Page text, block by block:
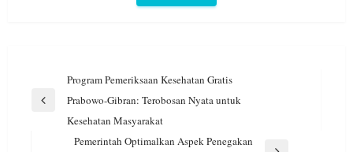
Navigasi
pos
Program Pemeriksaan Kesehatan Gratis
Prabowo-Gibran: Terobosan Nyata untuk
Kesehatan Masyarakat
Pemerintah Optimalkan Aspek Penegakan